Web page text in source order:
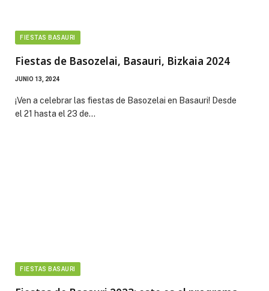
FIESTAS BASAURI
Fiestas de Basozelai, Basauri, Bizkaia 2024
JUNIO 13, 2024
¡Ven a celebrar las fiestas de Basozelai en Basauri! Desde
el 21 hasta el 23 de…
FIESTAS BASAURI